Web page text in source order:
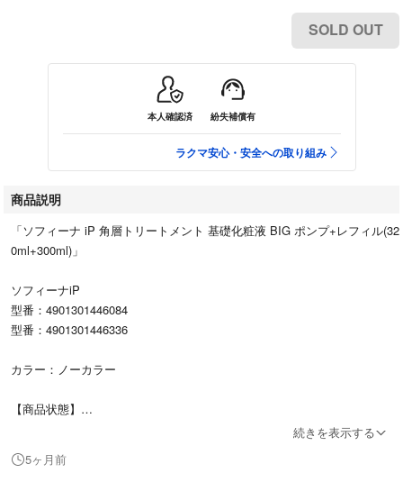
SOLD OUT
本人確認済 紛失補償有
ラクマ安心・安全への取り組み
商品説明
「ソフィーナ iP 角層トリートメント 基礎化粧液 BIG ポンプ+レフィル(32
0ml+300ml)」
ソフィーナiP
型番：4901301446084
型番：4901301446336
カラー：ノーカラー
【商品状態】
続きを表示する
5ヶ月前